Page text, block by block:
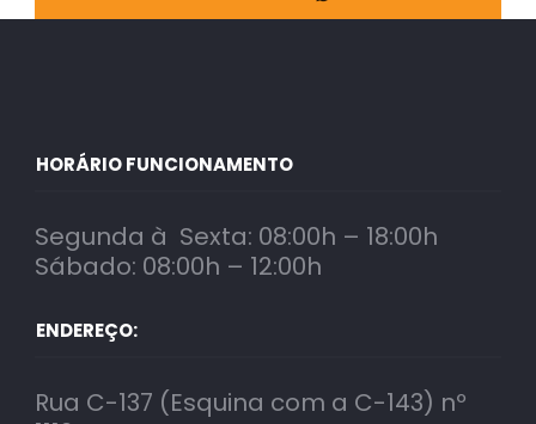
HORÁRIO FUNCIONAMENTO
Segunda à Sexta: 08:00h – 18:00h
Sábado: 08:00h – 12:00h
ENDEREÇO:
Rua C-137 (Esquina com a C-143) nº